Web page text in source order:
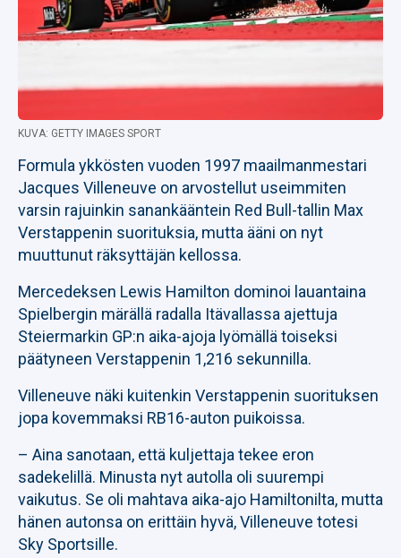
KUVA: GETTY IMAGES SPORT
Formula ykkösten vuoden 1997 maailmanmestari
Jacques Villeneuve on arvostellut useimmiten
varsin rajuinkin sanankääntein Red Bull-tallin Max
Verstappenin suorituksia, mutta ääni on nyt
muuttunut räksyttäjän kellossa.
Mercedeksen Lewis Hamilton dominoi lauantaina
Spielbergin märällä radalla Itävallassa ajettuja
Steiermarkin GP:n aika-ajoja lyömällä toiseksi
päätyneen Verstappenin 1,216 sekunnilla.
Villeneuve näki kuitenkin Verstappenin suorituksen
jopa kovemmaksi RB16-auton puikoissa.
– Aina sanotaan, että kuljettaja tekee eron
sadekelillä. Minusta nyt autolla oli suurempi
vaikutus. Se oli mahtava aika-ajo Hamiltonilta, mutta
hänen autonsa on erittäin hyvä, Villeneuve totesi
Sky Sportsille.